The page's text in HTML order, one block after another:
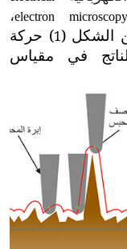
electron microscopy،
الشكل(
1) حركة
في مقياس